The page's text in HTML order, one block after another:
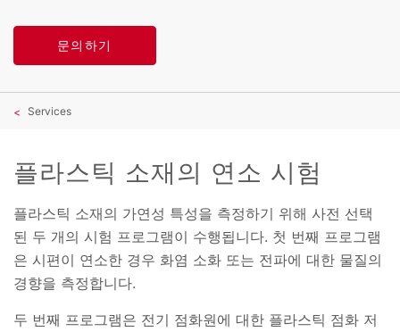
문의하기
Services
플라스틱 소재의 연소 시험
플라스틱 소재의 가연성 특성을 측정하기 위해 사전 선택
된 두 개의 시험 프로그램이 수행됩니다. 첫 번째 프로그램
은 시편이 연소한 경우 화염 소화 또는 전파에 대한 물질의
경향을 측정합니다.
두 번째 프로그램은 전기 점화원에 대한 플라스틱 점화 저